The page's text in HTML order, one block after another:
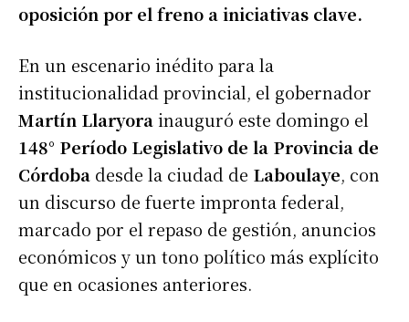
oposición por el freno a iniciativas clave.
En un escenario inédito para la
institucionalidad provincial, el gobernador
Martín Llaryorainauguró este domingo el
148° Período Legislativo de la Provincia de
Córdoba desde la ciudad de Laboulaye, con
un discurso de fuerte impronta federal,
marcado por el repaso de gestión, anuncios
económicos y un tono político más explícito
que en ocasiones anteriores.